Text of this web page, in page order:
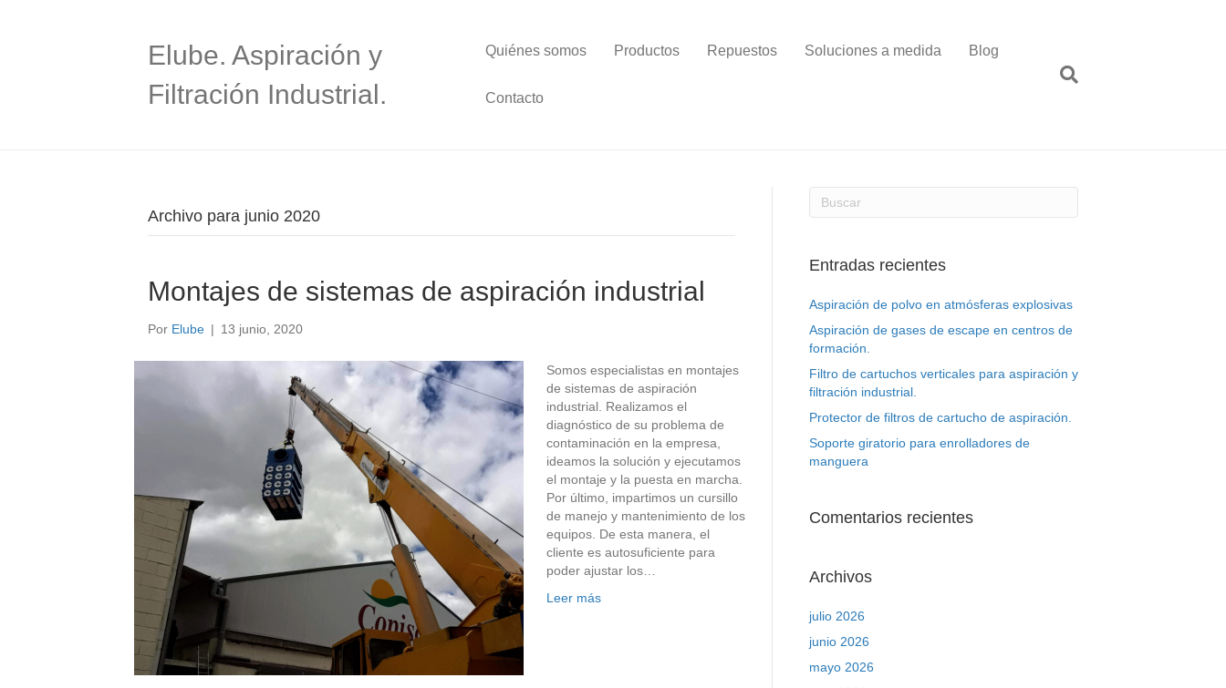
Elube. Aspiración y
Filtración Industrial.
Quiénes somos Productos Repuestos Soluciones a medida Blog
Contacto
Archivo para junio 2020
Montajes de sistemas de aspiración industrial
Por Elube | 13 junio, 2020
Somos especialistas en montajes
de sistemas de aspiración
industrial. Realizamos el
diagnóstico de su problema de
contaminación en la empresa,
ideamos la solución y ejecutamos
el montaje y la puesta en marcha.
Por último, impartimos un cursillo
de manejo y mantenimiento de los
equipos. De esta manera, el
cliente es autosuficiente para
poder ajustar los…
Leer más
Entradas recientes
Aspiración de polvo en atmósferas explosivas
Aspiración de gases de escape en centros de
formación.
Filtro de cartuchos verticales para aspiración y
filtración industrial.
Protector de filtros de cartucho de aspiración.
Soporte giratorio para enrolladores de
manguera
Comentarios recientes
Archivos
julio 2026
junio 2026
mayo 2026